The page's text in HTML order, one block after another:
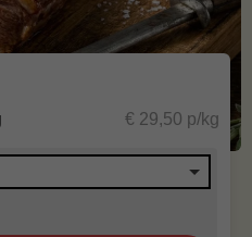
€ 29,50 p/kg